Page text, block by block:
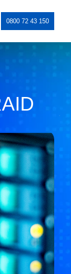
0800 72 43 150